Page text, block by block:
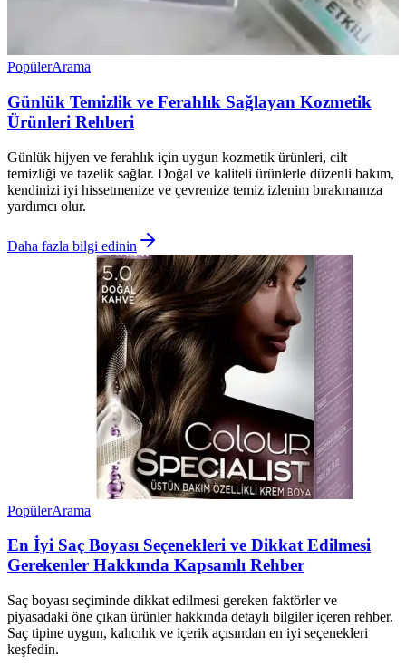
PopülerArama
Günlük Temizlik ve Ferahlık Sağlayan Kozmetik
Ürünleri Rehberi
Günlük hijyen ve ferahlık için uygun kozmetik ürünleri, cilt
temizliği ve tazelik sağlar. Doğal ve kaliteli ürünlerle düzenli bakım,
kendinizi iyi hissetmenize ve çevrenize temiz izlenim bırakmanıza
yardımcı olur.
Daha fazla bilgi edinin
PopülerArama
En İyi Saç Boyası Seçenekleri ve Dikkat Edilmesi
Gerekenler Hakkında Kapsamlı Rehber
Saç boyası seçiminde dikkat edilmesi gereken faktörler ve
piyasadaki öne çıkan ürünler hakkında detaylı bilgiler içeren rehber.
Saç tipine uygun, kalıcılık ve içerik açısından en iyi seçenekleri
keşfedin.